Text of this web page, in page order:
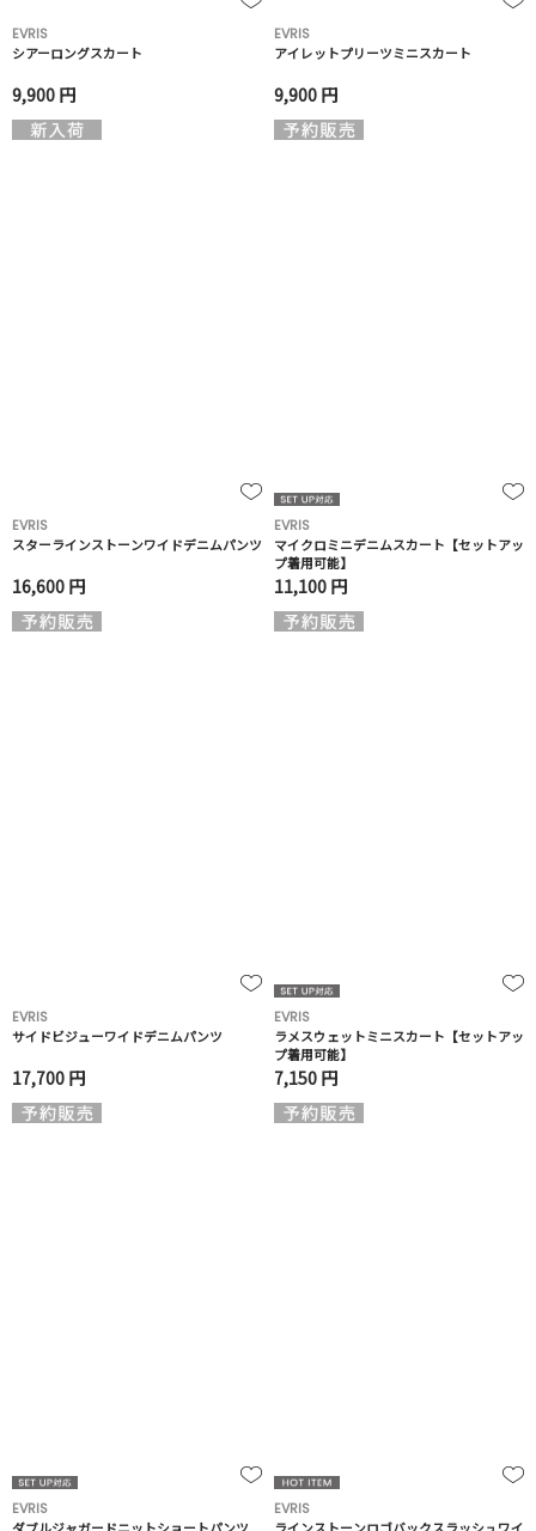
EVRIS
シアーロングスカート
9,900 円
EVRIS
アイレットプリーツミニスカート
9,900 円
EVRIS
スターラインストーンワイドデニムパンツ
16,600 円
EVRIS
マイクロミニデニムスカート【セットアッ
プ着用可能】
11,100 円
EVRIS
サイドビジューワイドデニムパンツ
17,700 円
EVRIS
ラメスウェットミニスカート【セットアッ
プ着用可能】
7,150 円
EVRIS
EVRIS